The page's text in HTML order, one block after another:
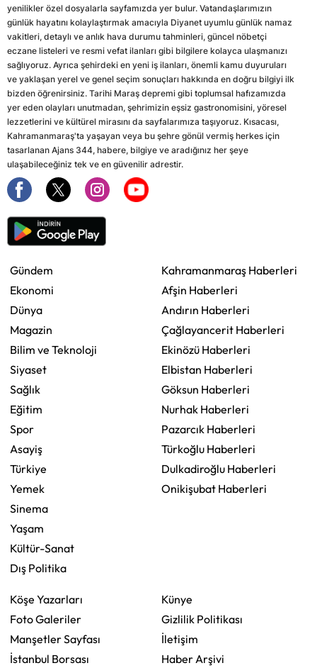
yenilikler özel dosyalarla sayfamızda yer bulur. Vatandaşlarımızın
günlük hayatını kolaylaştırmak amacıyla Diyanet uyumlu günlük namaz
vakitleri, detaylı ve anlık hava durumu tahminleri, güncel nöbetçi
eczane listeleri ve resmi vefat ilanları gibi bilgilere kolayca ulaşmanızı
sağlıyoruz. Ayrıca şehirdeki en yeni iş ilanları, önemli kamu duyuruları
ve yaklaşan yerel ve genel seçim sonuçları hakkında en doğru bilgiyi ilk
bizden öğrenirsiniz. Tarihi Maraş depremi gibi toplumsal hafızamızda
yer eden olayları unutmadan, şehrimizin eşsiz gastronomisini, yöresel
lezzetlerini ve kültürel mirasını da sayfalarımıza taşıyoruz. Kısacası,
Kahramanmaraş'ta yaşayan veya bu şehre gönül vermiş herkes için
tasarlanan Ajans 344, habere, bilgiye ve aradığınız her şeye
ulaşabileceğiniz tek ve en güvenilir adrestir.
Gündem
Ekonomi
Dünya
Magazin
Bilim ve Teknoloji
Siyaset
Sağlık
Eğitim
Spor
Asayiş
Türkiye
Yemek
Sinema
Yaşam
Kültür-Sanat
Dış Politika
Kahramanmaraş Haberleri
Afşin Haberleri
Andırın Haberleri
Çağlayancerit Haberleri
Ekinözü Haberleri
Elbistan Haberleri
Göksun Haberleri
Nurhak Haberleri
Pazarcık Haberleri
Türkoğlu Haberleri
Dulkadiroğlu Haberleri
Onikişubat Haberleri
Köşe Yazarları
Foto Galeriler
Manşetler Sayfası
İstanbul Borsası
Künye
Gizlilik Politikası
İletişim
Haber Arşivi